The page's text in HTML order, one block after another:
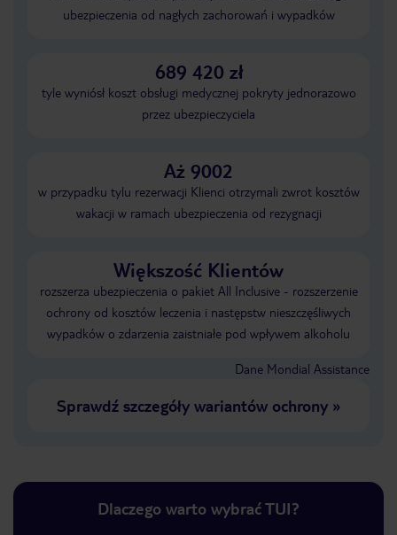
ubezpieczenia od nagłych zachorowań i wypadków
689 420 zł
tyle wyniósł koszt obsługi medycznej pokryty jednorazowo
przez ubezpieczyciela
Aż 9002
w przypadku tylu rezerwacji Klienci otrzymali zwrot kosztów
wakacji w ramach ubezpieczenia od rezygnacji
Większość Klientów
rozszerza ubezpieczenia o pakiet All Inclusive - rozszerzenie
ochrony od kosztów leczenia i następstw nieszczęśliwych
wypadków o zdarzenia zaistniałe pod wpływem alkoholu
Dane Mondial Assistance
Sprawdź szczegóły wariantów ochrony»
Dlaczego warto wybrać TUI?